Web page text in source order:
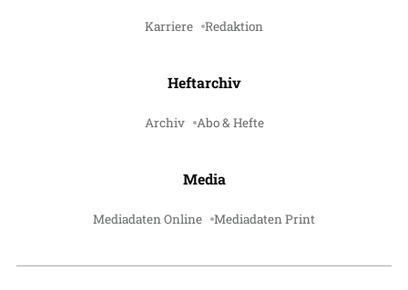
Karriere Redaktion
Heftarchiv
Archiv Abo & Hefte
Media
Mediadaten Online Mediadaten Print